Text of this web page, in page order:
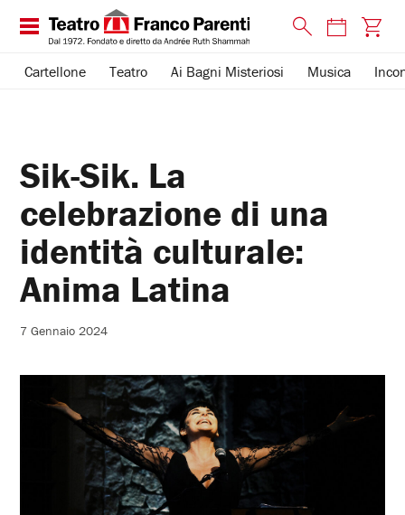
Cartellone Teatro Ai Bagni Misteriosi Musica
Sik-Sik. La
celebrazione di una
identità culturale:
Anima Latina
7 Gennaio 2024